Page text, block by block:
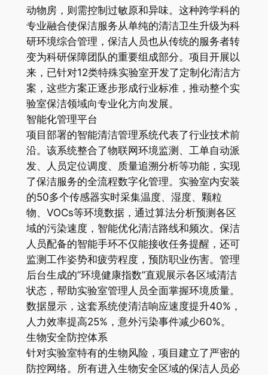
动物房，则需控制过敏原和异味。这种跨学科的
专业融合使保洁服务从单纯的清洁卫生升级为科
研环境综合管理，保洁人员也从传统的服务者转
变为科研保障团队的重要组成部分。项目开展以
来，已针对12类特殊实验室开发了定制化清洁方
案，这些方案正逐步形成行业标准，推动整个实
验室保洁领域向专业化方向发展。
智能化管理平台
项目部署的智能清洁管理系统代表了行业技术前
沿。该系统整合了物联网环境监测、工单自动派
发、人员定位调度、质量追溯分析等功能，实现
了保洁服务的全流程数字化管理。实验室内安装
的50多个传感器实时采集温度、湿度、颗粒
物、VOCs等环境数据，通过算法分析预测各区
域的污染速度，智能优化清洁路线和频次。保洁
人员配备的智能手环不仅能接收任务提醒，还可
监测工作姿势和疲劳程度，预防职业伤害。管理
后台生成的”环境健康指数”直观展示各区域清洁
状态，帮助实验室管理人员全面掌握环境质量。
数据显示，这套系统使清洁响应速度提升40%，
人力效率提高25%，意外污染事件减少60%。
生物安全防控体系
针对实验室特有的生物风险，项目建立了严密的
防控网络。所有进入生物安全区域的保洁人员必